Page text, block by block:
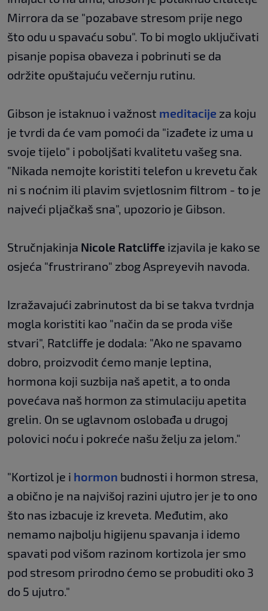
Mirrora da se "pozabave stresom prije nego
što odu u spavaću sobu". To bi moglo uključivati
pisanje popisa obaveza i pobrinuti se da
održite opuštajuću večernju rutinu.
Gibson je istaknuo i važnost meditacije za koju
je tvrdi da će vam pomoći da "izađete iz uma u
svoje tijelo" i poboljšati kvalitetu vašeg sna.
"Nikada nemojte koristiti telefon u krevetu čak
ni s noćnim ili plavim svjetlosnim filtrom - to je
najveći pljačkaš sna", upozorio je Gibson.
Stručnjakinja Nicole Ratcliffe izjavila je kako se
osjeća "frustrirano" zbog Aspreyevih navoda.
Izražavajući zabrinutost da bi se takva tvrdnja
mogla koristiti kao "način da se proda više
stvari", Ratcliffe je dodala: "Ako ne spavamo
dobro, proizvodit ćemo manje leptina,
hormona koji suzbija naš apetit, a to onda
povećava naš hormon za stimulaciju apetita
grelin. On se uglavnom oslobađa u drugoj
polovici noću i pokreće našu želju za jelom."
"Kortizol je i hormon budnosti i hormon stresa,
a obično je na najvišoj razini ujutro jer je to ono
što nas izbacuje iz kreveta. Međutim, ako
nemamo najbolju higijenu spavanja i idemo
spavati pod višom razinom kortizola jer smo
pod stresom prirodno ćemo se probuditi oko 3
do 5 ujutro."